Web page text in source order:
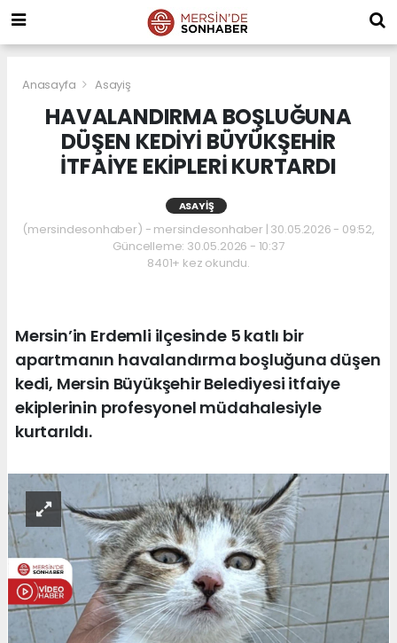
Anasayfa Asayiş
HAVALANDIRMA BOŞLUĞUNA
DÜŞEN KEDİYİ BÜYÜKŞEHİR
İTFAİYE EKİPLERİ KURTARDI
ASAYIŞ
(mersindesonhaber) - mersindesonhaber | 30.05.2026 - 09:52,
Güncelleme: 30.05.2026 - 10:37
8401+ kez okundu.
Mersin’in Erdemli ilçesinde 5 katlı bir
apartmanın havalandırma boşluğuna düşen
kedi, Mersin Büyükşehir Belediyesi itfaiye
ekiplerinin profesyonel müdahalesiyle
kurtarıldı.